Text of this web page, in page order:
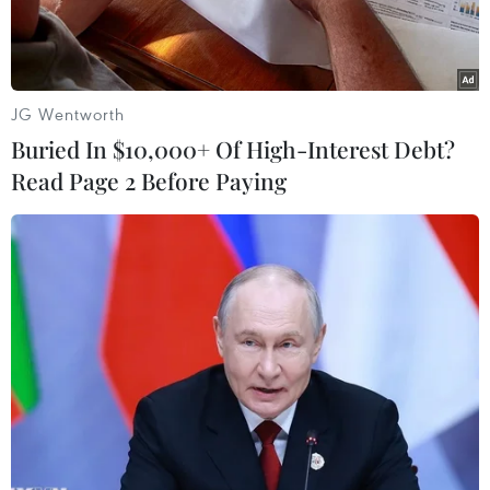
Bị can Trần Văn Tân. (Nguồn: Thông tin Chính phủ)
Mở rộng điều tra vụ án "Đưa hối lộ, nhận hối lộ,
môi giới hối lộ; lợi dụng chức vụ, quyền hạn
trong khi thi hành công vụ và lừa đảo chiếm
JG Wentworth
Buried In $10,000+ Of High-Interest Debt?
Read Page 2 Before Paying